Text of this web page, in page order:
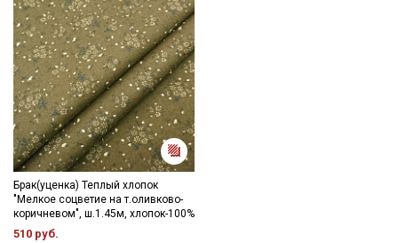
Брак(уценка) Теплый хлопок
"Мелкое соцветие на т.оливково-
коричневом", ш.1.45м, хлопок-100%
510 руб.